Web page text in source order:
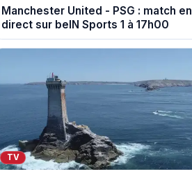
Manchester United - PSG : match en
direct sur beIN Sports 1 à 17h00
TV